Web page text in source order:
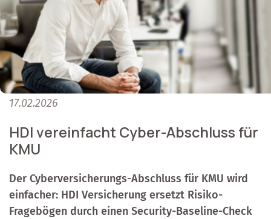
17.02.2026
HDI vereinfacht Cyber-Abschluss für
KMU
Der Cyberversicherungs-Abschluss für KMU wird
einfacher: HDI Versicherung ersetzt Risiko-
Fragebögen durch einen Security-Baseline-Check